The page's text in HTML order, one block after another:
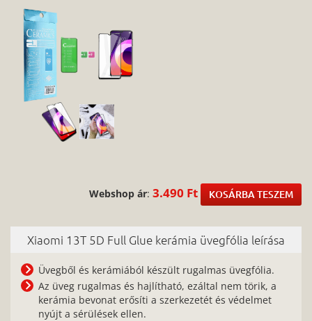
Webshop ár: 3.490 Ft KOSÁRBA TESZEM
Xiaomi 13T 5D Full Glue kerámia üvegfólia leírása
Üvegből és kerámiából készült rugalmas üvegfólia.
Az üveg rugalmas és hajlítható, ezáltal nem törik, a
kerámia bevonat erősíti a szerkezetét és védelmet
nyújt a sérülések ellen.